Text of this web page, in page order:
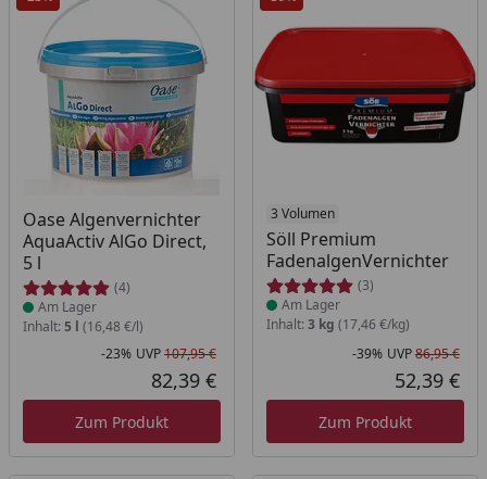
Oase Algenvernichter
AquaActiv AlGo Direct,
5 l
(4)
Produkt am Lager
Am Lager
Inhalt: 5 l (16,48 €/l)
Rabatt in Prozent
-23%
Ursprünglicher Preis
UVP107,95 €
Aktueller Preis
82,39 €
Zum Produkt
3 Volumen
Söll Premium
FadenalgenVernichter
(3)
Produkt am Lager
Am Lager
Inhalt: 3 kg (17,46 €/kg)
-39% UVP86,95 €
52,39 €
Zum Produkt